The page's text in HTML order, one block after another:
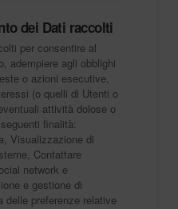
dei Dati raccolti
per consentire al
adempiere agli obblighi
o azioni esecutive,
(o quelli di Utenti o
attività dolose o
finalità:
Visualizzazione di
Contattare
network e
e gestione di
delle preferenze relative